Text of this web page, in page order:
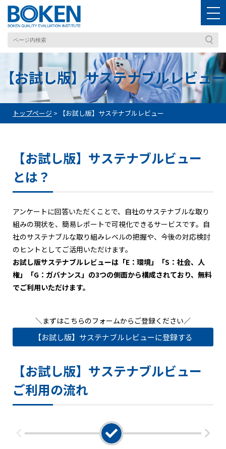
【お試し版】サステナブルレビュー
トップページ > 【お試し版】サステナブルレビュー
【お試し版】サステナブルビュー
とは？
アンケートに回答いただくことで、自社のサステナブルな取り
組みの現状を、簡易レポートで可視化できるサービスです。自
社のサステナブルな取り組みレベルの把握や、今後の対応検討
のヒントとしてご活用いただけます。
お試し版サステナブルレビューは「E：環境」「S：社会、人
権」「G：ガバナンス」の3つの側面から構成されており、無料
でご利用いただけます。
＼まずはこちらのフォームからご登録ください／
【お試し版】サステナブルレビューに登録する
【お試し版】サステナブルビュー
ご利用の流れ